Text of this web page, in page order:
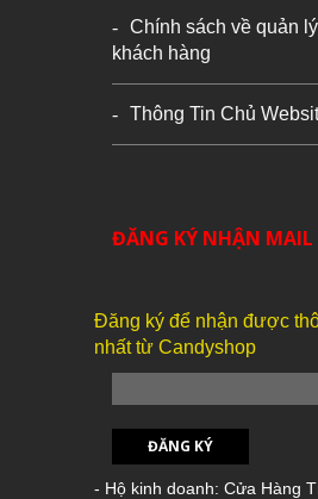
Chính sách về quản
khách hàng
Thông Tin Chủ
ĐĂNG KÝ NHẬN MAIL
Đăng ký để nhận được
nhất từ Candyshop
ĐĂNG KÝ
- Hộ kinh doanh: Cửa Hàng